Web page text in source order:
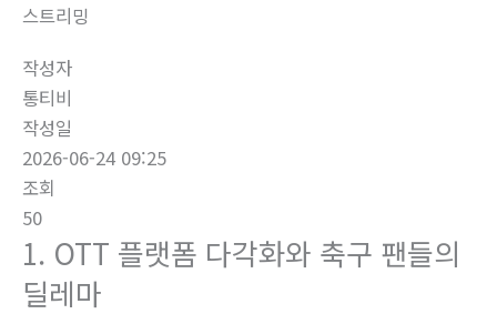
스트리밍
작성자
통티비
작성일
2026-06-24 09:25
조회
50
1. OTT 플랫폼 다각화와 축구 팬들의
딜레마